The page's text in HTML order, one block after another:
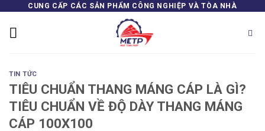
content
CUNG CẤP CÁC SẢN PHẨM CÔNG NGHIỆP VÀ TÒA NHÀ
TIN TỨC
TIÊU CHUẨN THANG MÁNG CÁP LÀ GÌ?
TIÊU CHUẨN VỀ ĐỘ DÀY THANG MÁNG
CÁP 100X100